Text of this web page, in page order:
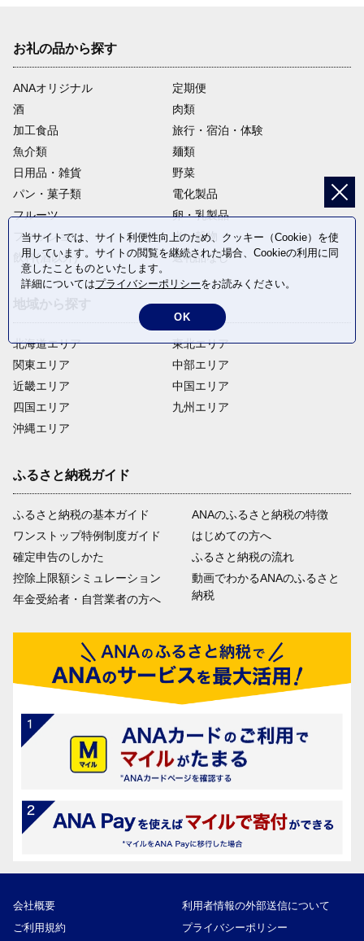
お礼の品から探す
ANAオリジナル
定期便
酒
肉類
加工食品
旅行・宿泊・体験
魚介類
麺類
日用品・雑貨
野菜
パン・菓子類
電化製品
フルーツ
卵・乳製品
ファッション
米・穀物
飲料(酒以外)
返礼品なし
北海道エリア
関東エリア
近畿エリア
四国エリア
沖縄エリア
東北エリア
中部エリア
中国エリア
九州エリア
ふるさと納税ガイド
ふるさと納税の基本ガイド
ワンストップ特例制度ガイド
確定申告のしかた
控除上限額シミュレーション
年金受給者・自営業者の方へ
ANAのふるさと納税の特徴
はじめての方へ
ふるさと納税の流れ
動画でわかるANAのふるさと
納税
会社概要
利用者情報の外部送信について
ご利用規約
プライバシーポリシー
当サイトでは、サイト利便性向上のため、クッキー（Cookie）を使
用しています。サイトの閲覧を継続された場合、Cookieの利用に同
意したことものといたします。
詳細についてはプライバシーポリシーをお読みください。
OK